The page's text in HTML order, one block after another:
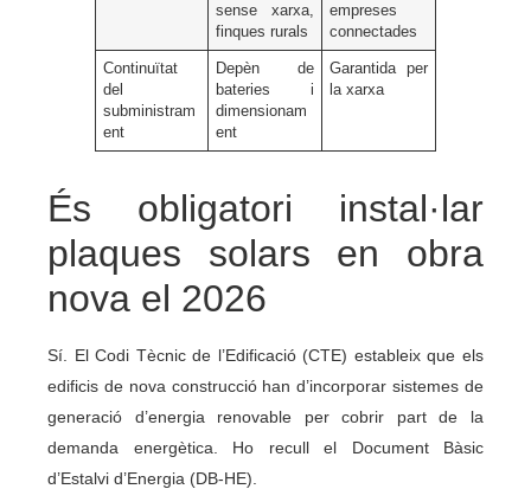
sense xarxa,
finques rurals
empreses
connectades
Continuïtat
del
subministram
ent
Depèn de
bateries i
dimensionam
ent
Garantida per
la xarxa
És obligatori instal·lar
plaques solars en obra
nova el 2026
Sí. El Codi Tècnic de l’Edificació (CTE) estableix que els
edificis de nova construcció han d’incorporar sistemes de
generació d’energia renovable per cobrir part de la
demanda energètica. Ho recull el Document Bàsic
d’Estalvi d’Energia (DB-HE).